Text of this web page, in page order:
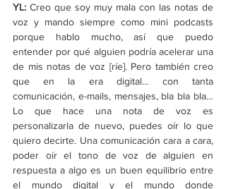
YL: Creo que soy muy mala con las notas de
voz y mando siempre como mini podcasts
porque hablo mucho, así que puedo
entender por qué alguien podría acelerar una
de mis notas de voz [ríe]. Pero también creo
que en la era digital… con tanta
comunicación, e-mails, mensajes, bla bla bla…
Lo que hace una nota de voz es
personalizarla de nuevo, puedes oír lo que
quiero decirte. Una comunicación cara a cara,
poder oír el tono de voz de alguien en
respuesta a algo es un buen equilibrio entre
el mundo digital y el mundo donde